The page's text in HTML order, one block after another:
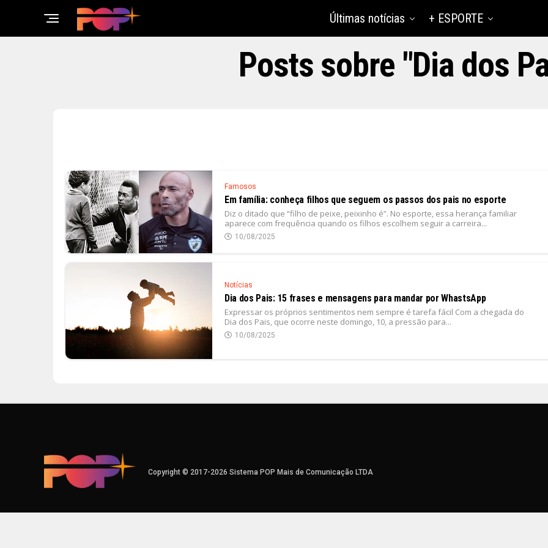
Últimas notícias + ESPORTE
Posts sobre "Dia dos
Famosos
Em família: conheça filhos que seguem os passos dos pais no esporte
Diz o ditado que “filho de peixe, peixinho é”. No esporte, essa herança familiar
aparece com frequência quando os filhos escolhem seguir a carreira...
10/08/2025
Notícias
Dia dos Pais: 15 frases e mensagens para mandar por WhastsApp
Expressar os próprios sentimentos nem sempre é tarefa fácil Com a chegada do
Dia dos Pais, que ocorre neste domingo, 10, a pressão para...
10/08/2025
Copyright © 2017-2026 Sistema POP Mais de Comunicação LTDA